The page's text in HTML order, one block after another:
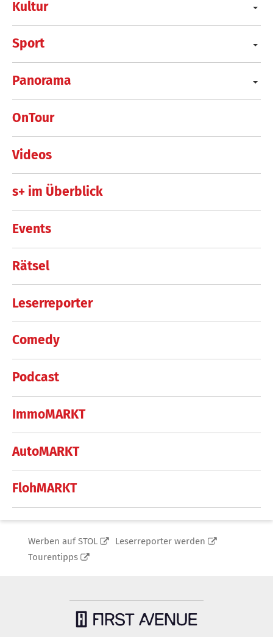
Kultur
Sport
Panorama
OnTour
Videos
s+ im Überblick
Events
Rätsel
Leserreporter
Comedy
Podcast
ImmoMARKT
AutoMARKT
FlohMARKT
Werben auf STOL
Leserreporter werden
Tourentipps